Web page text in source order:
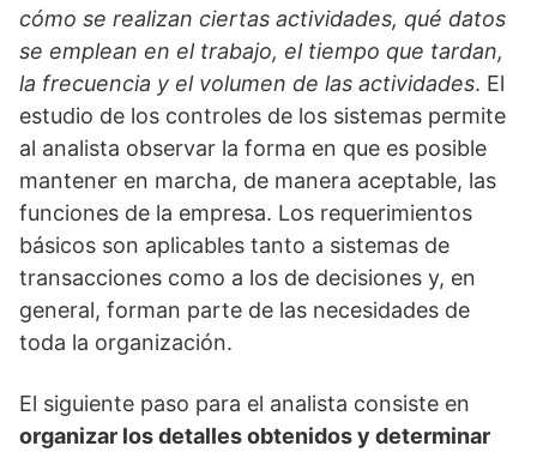
cómo se realizan ciertas actividades, qué datos
se emplean en el trabajo, el tiempo que tardan,
la frecuencia y el volumen de las actividades. El
estudio de los controles de los sistemas permite
al analista observar la forma en que es posible
mantener en marcha, de manera aceptable, las
funciones de la empresa. Los requerimientos
básicos son aplicables tanto a sistemas de
transacciones como a los de decisiones y, en
general, forman parte de las necesidades de
toda la organización.
El siguiente paso para el analista consiste en
organizar los detalles obtenidos y determinar